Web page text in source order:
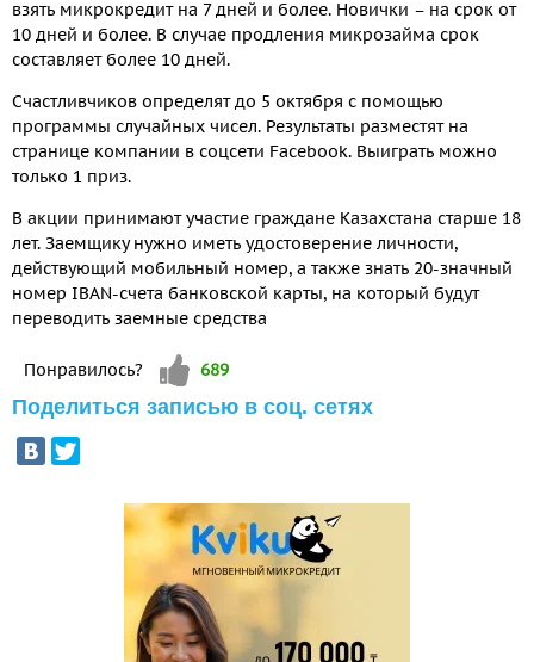
взять микрокредит на 7 дней и более. Новички – на срок от
10 дней и более. В случае продления микрозайма срок
составляет более 10 дней.
Счастливчиков определят до 5 октября с помощью
программы случайных чисел. Результаты разместят на
странице компании в соцсети Facebook. Выиграть можно
только 1 приз.
В акции принимают участие граждане Казахстана старше 18
лет. Заемщику нужно иметь удостоверение личности,
действующий мобильный номер, а также знать 20-значный
номер IBAN-счета банковской карты, на который будут
переводить заемные средства
Понравилось? Vote up!
689
Поделиться записью в соц. сетях